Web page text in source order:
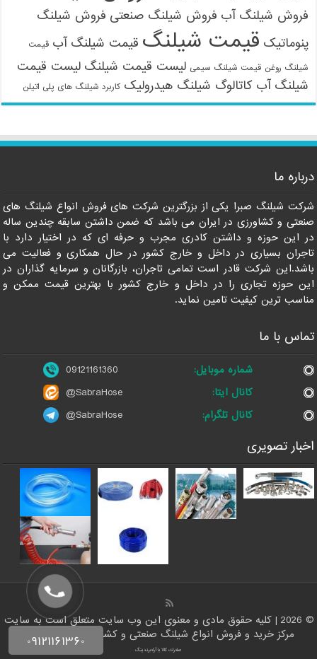
فروش شیلنگ آب فروش شیلنگ صنعتی فروش شیلنگ
پنوماتیک قیمت شیلنگ قیمت شیلنگ آب قیمت
شیلنگ روغن قیمت شیلنگ سیمی لیست قیمت شیلنگ لیست قیمت
شیلنگ آب کاتالوگ شیلنگ هیدرولیک کاربرد شیلنگ های پلی اتیلن
درباره ما
شرکت شیلنگ صبرا یکی از بزرگترین شرکت های فروش انواع شیلنگ های
صنعتی و کشاورزی در ایران می باشد که ضمن داشتن سابقه چندین ساله
در این حوزه و داشتن کادری مجرب و حرفه ای که در اختیار دارد با
تاجران بسیاری در داخل و خارج کشور در حال همکاری و فعالیت می
باشد.این شرکت قادر است تمامی تاجران، بازرگانان و سرمایه گذاران در
این حوزه تجاری را در داخل و خارج کشور با بهترین قیمت ممکن و
مناسب ترین کیفیت تامین نماید.
تماس با ما
شماره موبایل:
09121161360
کانال ایتا:
@SabraHose
کانال تلگرام:
@SabraHose
اخبار تصویری
© 2026 | کلیه حقوق مادی و معنوی این وب سایت متعلق است به سایت
مرکز خرید و فروش انواع شیلنگ صنعتی و کشاورزی | ایران شلنگ
صادرات کالا با آرادبرندینگ